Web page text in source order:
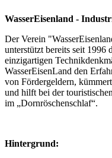
WasserEisenland -
Der Verein
unterstützt bereits seit
einzigartigen
WasserEisenLand den
von Fördergeldern,
und hilft bei der
im „Dornröschenschlaf“.
Hintergrund: